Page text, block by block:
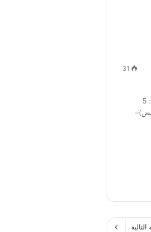
31
المقادير – الفاصوليا الخضراء : 500 غراماً– الثوم : 5